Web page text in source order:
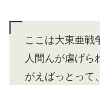
ここは大東亜戦
人間んが虐げら
がえばっとって